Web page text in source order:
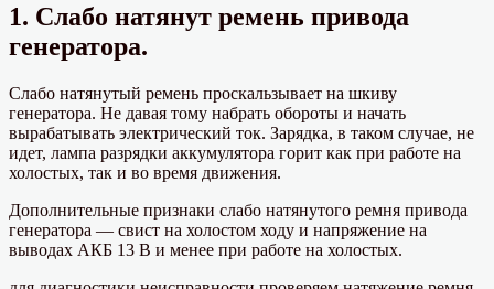
1. Слабо натянут ремень привода
генератора.
Слабо натянутый ремень проскальзывает на шкиву
генератора. Не давая тому набрать обороты и начать
вырабатывать электрический ток. Зарядка, в таком случае, не
идет, лампа разрядки аккумулятора горит как при работе на
холостых, так и во время движения.
Дополнительные признаки слабо натянутого ремня привода
генератора — свист на холостом ходу и напряжение на
выводах АКБ 13 В и менее при работе на холостых.